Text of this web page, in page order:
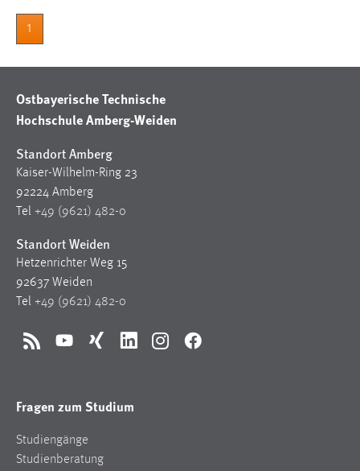
1
Ostbayerische Technische
Hochschule Amberg-Weiden
Standort Amberg
Kaiser-Wilhelm-Ring 23
92224 Amberg
Tel +49 (9621) 482-0
Standort Weiden
Hetzenrichter Weg 15
92637 Weiden
Tel +49 (9621) 482-0
RSS YouTubeXing LinkedInInstagramFacebook
Fragen zum Studium
Studiengänge
Studienberatung
Chat
MibewSessionID, MIBEW_UserID, mibew_locale, mibew-
chat-frame-style-5e9dbeb1811c0446
Zweck:
Wird benötigt um die Chatfunktion nutzen zu können.
Cookie Laufzeit:
MibewSessionID, mibew-chat-frame-style-
5e9dbeb1811c0446 = Sitzungslaufzeit, mibew_locale = 3
Jahre, MIBEW_UserID = 1 Jahr
Login
Dieser Cookie ist notwendig um sich an der Website
einloggen zu können.